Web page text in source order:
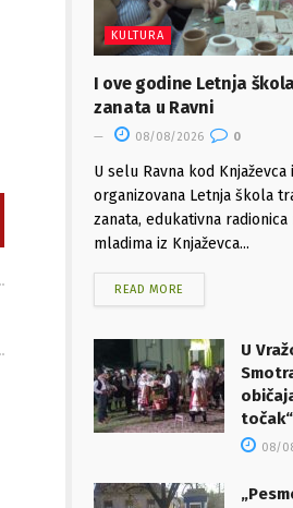
KULTURA
I ove godine Letnja
zanata u Ravni
08/08/2026 0
U selu Ravna kod
organizovana Letnja škola
zanata, edukativna radionica
mladima iz Knjaževca...
READ MORE
U
točak“
08/